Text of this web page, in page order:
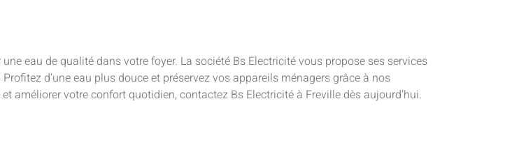
eau de qualité dans votre foyer. La société Bs Electricité vous propose ses services
d’une eau plus douce et préservez vos appareils ménagers grâce à nos
améliorer votre confort quotidien, contactez Bs Electricité à Freville dès aujourd’hui.